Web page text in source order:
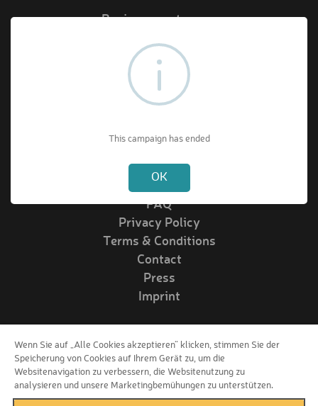
Business customers
en
About us
How it works
FAQ
Privacy Policy
Terms & Conditions
Contact
Press
Imprint
Follow us!
This campaign has ended
OK
Wenn Sie auf „Alle Cookies akzeptieren“ klicken, stimmen Sie der
Speicherung von Cookies auf Ihrem Gerät zu, um die
Websitenavigation zu verbessern, die Websitenutzung zu
analysieren und unsere Marketingbemühungen zu unterstützen.